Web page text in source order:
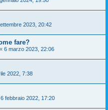
2023, 20:42
fare?
« 6 marzo 2023, 22:06
2022, 7:38
6 febbraio 2022, 17:20